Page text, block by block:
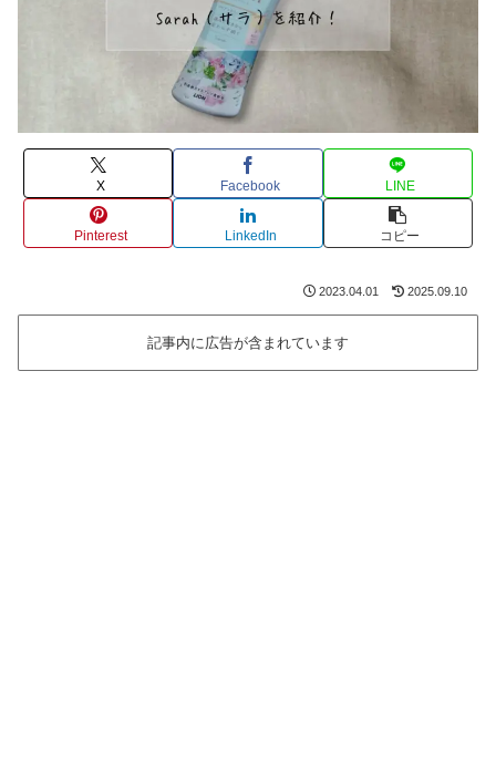
X Facebook LINE
Pinterest LinkedIn コピー
2023.04.01 2025.09.10
記事内に広告が含まれています